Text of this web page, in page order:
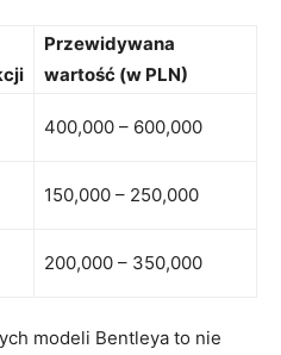
Przewidywana
wartość (w PLN)
400,000 – 600,000
150,000 – 250,000
200,000 – 350,000
modeli Bentleya to nie